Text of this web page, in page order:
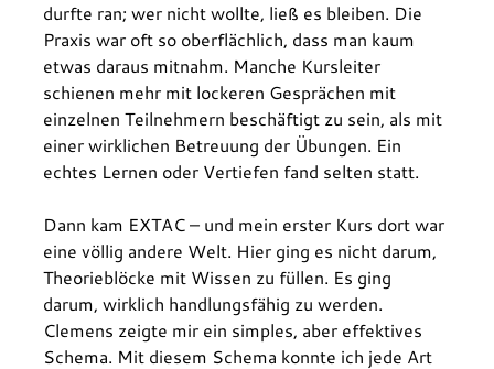
durfte ran; wer nicht wollte, ließ es bleiben. Die
Praxis war oft so oberflächlich, dass man kaum
etwas daraus mitnahm. Manche Kursleiter
schienen mehr mit lockeren Gesprächen mit
einzelnen Teilnehmern beschäftigt zu sein, als mit
einer wirklichen Betreuung der Übungen. Ein
echtes Lernen oder Vertiefen fand selten statt.
Dann kam EXTAC – und mein erster Kurs dort war
eine völlig andere Welt. Hier ging es nicht darum,
Theorieblöcke mit Wissen zu füllen. Es ging
darum, wirklich handlungsfähig zu werden.
Clemens zeigte mir ein simples, aber effektives
Schema. Mit diesem Schema konnte ich jede Art